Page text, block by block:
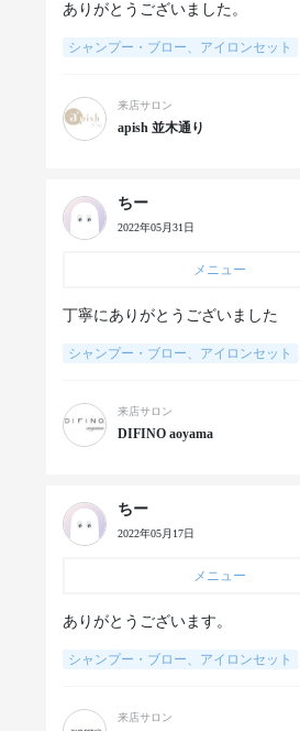
ありがとうございました。
シャンプー・ブロー、アイロンセット
来店サロン
apish 並木通り
ちー
2022年05月31日
メニュー
丁寧にありがとうございました
シャンプー・ブロー、アイロンセット
来店サロン
DIFINO aoyama
ちー
2022年05月17日
メニュー
ありがとうございます。
シャンプー・ブロー、アイロンセット
来店サロン